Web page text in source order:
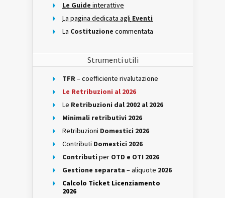
Le Guide interattive
La pagina dedicata agli Eventi
La Costituzione commentata
Strumenti utili
TFR– coefficiente rivalutazione
Le Retribuzioni al 2026
Le Retribuzioni dal 2002 al 2026
Minimali retributivi 2026
Retribuzioni Domestici 2026
Contributi Domestici 2026
Contributi per OTD e OTI 2026
Gestione separata – aliquote 2026
Calcolo Ticket Licenziamento
2026